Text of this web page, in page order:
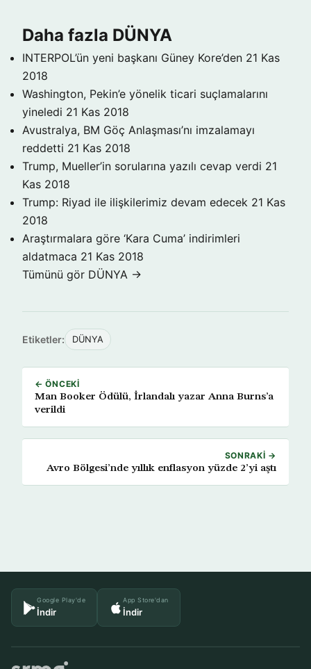
Daha fazla DÜNYA
INTERPOL’ün yeni başkanı Güney Kore’den 21 Kas
2018
Washington, Pekin’e yönelik ticari suçlamalarını
yineledi 21 Kas 2018
Avustralya, BM Göç Anlaşması’nı imzalamayı
reddetti 21 Kas 2018
Trump, Mueller’in sorularına yazılı cevap verdi 21
Kas 2018
Trump: Riyad ile ilişkilerimiz devam edecek 21 Kas
2018
Araştırmalara göre ‘Kara Cuma’ indirimleri
aldatmaca 21 Kas 2018
Tümünü gör DÜNYA →
Etiketler: DÜNYA
← ÖNCEKI
Man Booker Ödülü, İrlandalı yazar Anna Burns’a
verildi
SONRAKI →
Avro Bölgesi’nde yıllık enflasyon yüzde 2’yi aştı
Google Play'de
İndir
App Store'dan
İndir